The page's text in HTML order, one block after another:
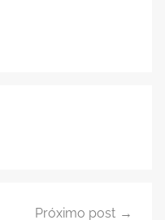
Próximo post